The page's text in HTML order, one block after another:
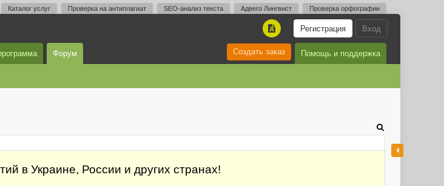
Каталог услуг Проверка на антиплагиат SEO-анализ текста Адвего Лингвист Проверка орфографии
Вход
Регистрация
A
Форум Помощь и поддержка
Создать заказ
в Украине, России и других странах!